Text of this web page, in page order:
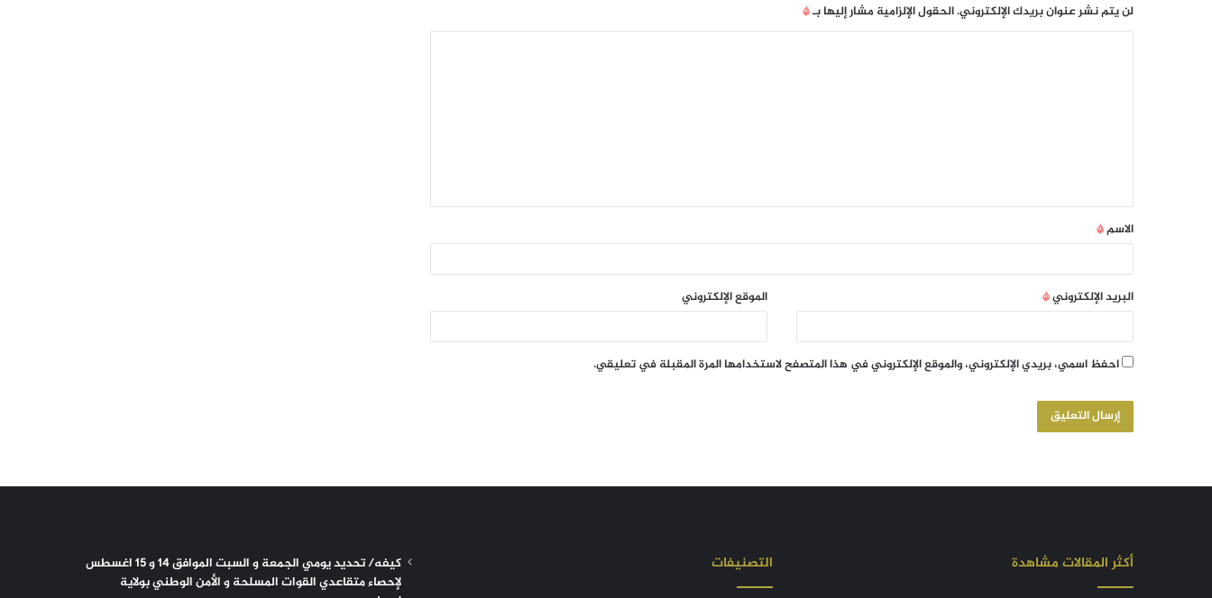
لن يتم نشر عنوان بريدك الإلكتروني.الحقول الإلزامية مشار إليها بـ*
الاسم*
البريد الإلكتروني* الموقع الإلكتروني
احفظ اسمي، بريدي الإلكتروني، والموقع الإلكتروني في هذا المتصفح لاستخدامها المرة المقبلة في تعليقي.
أكثر المقالات مشاهدة التصنيفات
كيفه/ تحديد يومي الجمعة و السبت الموافق 14 و 15 اغسطس
لإحصاء متقاعدي القوات المسلحة و الأمن الوطني بولاية